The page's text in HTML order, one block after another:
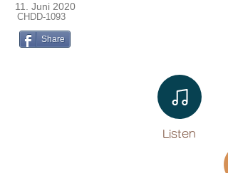
11. Juni 2020
CHDD-1093
Share
Listen​